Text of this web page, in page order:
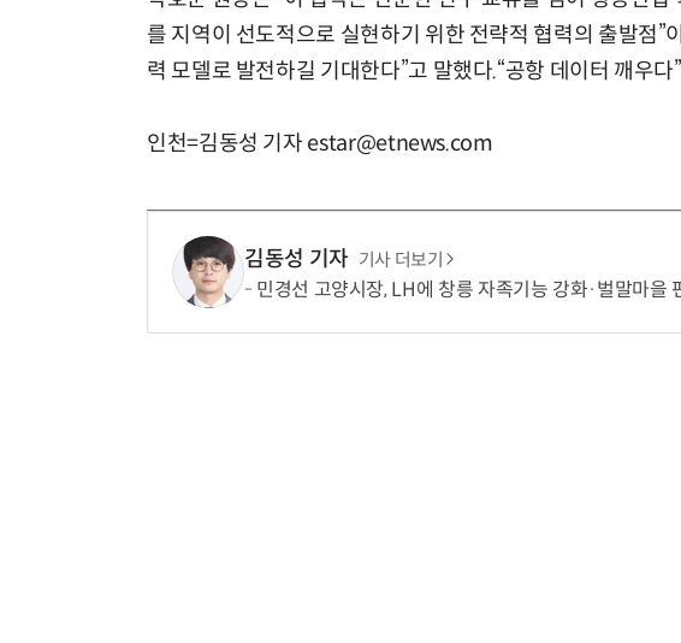
를 지역이 선도적으로 실현하기 위한 전략적 협력의 출발점”
력 모델로 발전하길 기대한다”고 말했다.“공항 데이터 깨우
인천=김동성 기자 estar@etnews.com
김동성 기자 기사 더보기
민경선 고양시장, LH에 창릉 자족기능 강화·벌말마을